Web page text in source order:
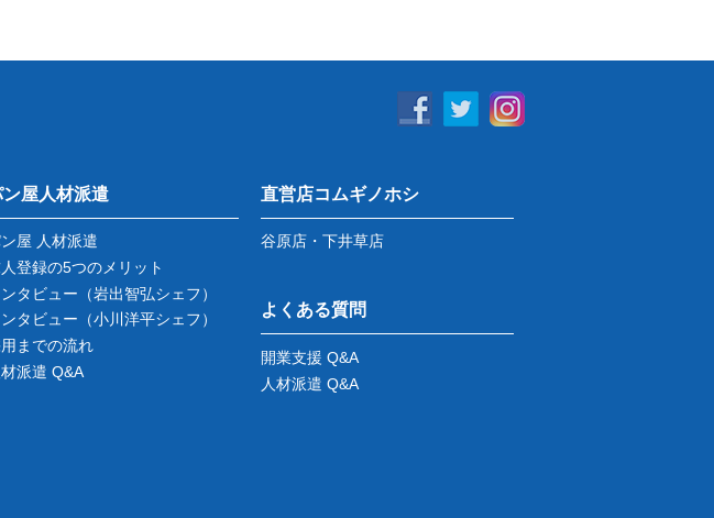
ン屋人材派遣
屋 人材派遣
登録の5つのメリット
タビュー （岩出智弘シェフ）
タビュー （小川洋平シェフ）
までの流れ
材派遣 Q&A
直営店コムギノホシ
谷原店・下井草店
よくある質問
開業支援 Q&A
人材派遣 Q&A